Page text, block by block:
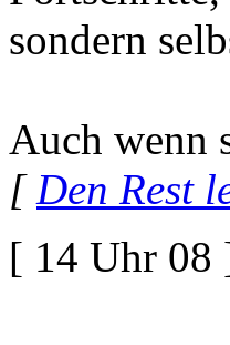
sondern
Auch wenn
[Den Rest
[ 14 Uhr 08